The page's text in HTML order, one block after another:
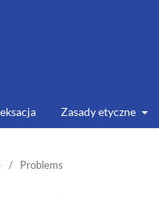
Zasady etyczne
/ Problems